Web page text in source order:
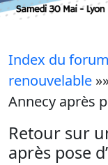
Index du forum
renouvelable
Annecy après
Retour sur
après pose